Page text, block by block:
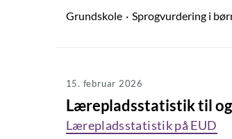
Grundskole Sprogvurdering i
15. februar 2026
Lærepladsstatistik til
Lærepladsstatistik på EUD